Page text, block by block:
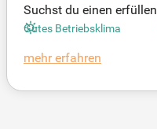
Suchst du einen
r bieten dir die
kaum Überstunden und
Gutes Betriebsklima
mehr erfahren